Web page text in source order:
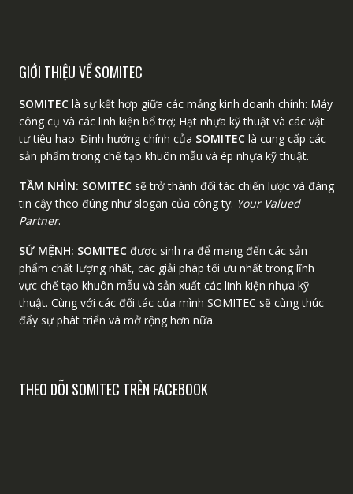
GIỚI THIỆU VỀ SOMITEC
SOMITEClà sự kết hợp giữa các mảng kinh doanh chính: Máy
công cụ và các linh kiện bổ trợ; Hạt nhựa kỹ thuật và các vật
tư tiêu hao. Định hướng chính của SOMITEClà cung cấp các
sản phẩm trong chế tạo khuôn mẫu và ép nhựa kỹ thuật.
TẦM NHÌN: SOMITECsẽ trở thành đối tác chiến lược và đáng
tin cậy theo đúng như slogan của công ty: Your Valued
Partner.
SỨ MỆNH: SOMITECđược sinh ra để mang đến các sản
phẩm chất lượng nhất, các giải pháp tối ưu nhất trong lĩnh
vực chế tạo khuôn mẫu và sản xuất các linh kiện nhựa kỹ
thuật. Cùng với các đối tác của mình SOMITEC sẽ cùng thúc
đẩy sự phát triển và mở rộng hơn nữa.
THEO DÕI SOMITEC TRÊN FACEBOOK